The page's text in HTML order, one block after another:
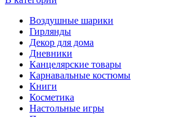
Воздушные шарики
Гирлянды
Декор для дома
Дневники
Канцелярские товары
Карнавальные костюмы
Книги
Косметика
Настольные игры